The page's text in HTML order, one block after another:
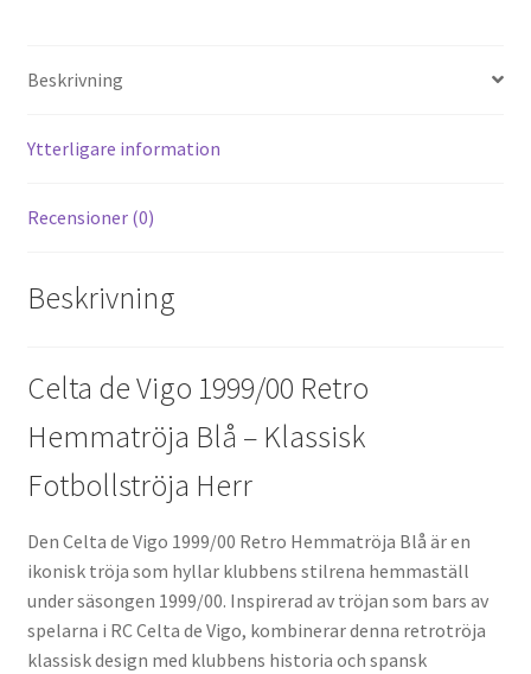
es di
t
k
Beskrivning
Ytterligare information
Recensioner (0)
Beskrivning
Celta de Vigo 1999/00 Retro
Hemmatröja Blå – Klassisk
Fotbollströja Herr
Den Celta de Vigo 1999/00 Retro Hemmatröja Blå är en
ikonisk tröja som hyllar klubbens stilrena hemmaställ
under säsongen 1999/00. Inspirerad av tröjan som bars av
spelarna i RC Celta de Vigo, kombinerar denna retrotröja
klassisk design med klubbens historia och spansk